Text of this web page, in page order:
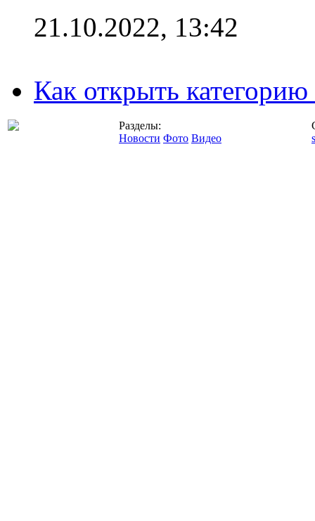
21.10.2022, 13:42
Как открыть
Разделы:
Новости Фото Видео